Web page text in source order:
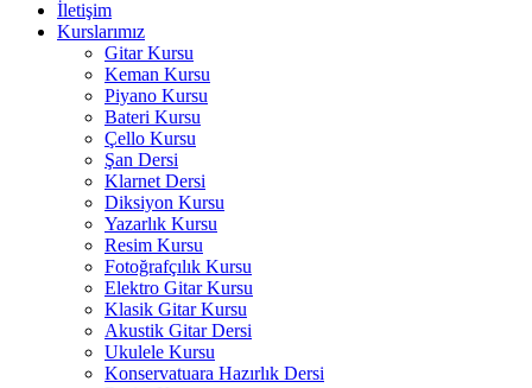
İletişim
Kurslarımız
Gitar Kursu
Keman Kursu
Piyano Kursu
Bateri Kursu
Çello Kursu
Şan Dersi
Klarnet Dersi
Diksiyon Kursu
Yazarlık Kursu
Resim Kursu
Fotoğrafçılık Kursu
Elektro Gitar Kursu
Klasik Gitar Kursu
Akustik Gitar Dersi
Ukulele Kursu
Konservatuara Hazırlık Dersi